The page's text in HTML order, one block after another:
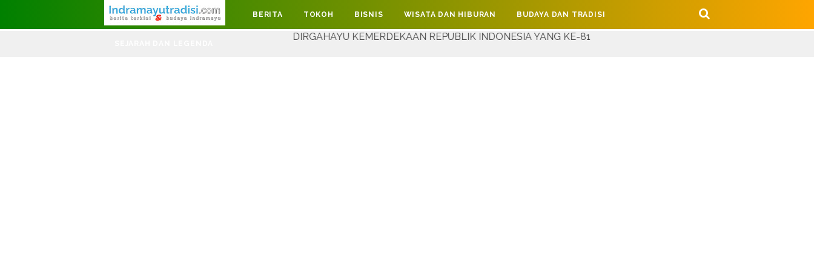
Judul Website
DIRGAHAYU KEMERDEKAAN REPUBLIK INDONESIA YANG KE-81
BERITA TOKOH BISNIS WISATA DAN HIBURAN BUDAYA DAN TRADISI